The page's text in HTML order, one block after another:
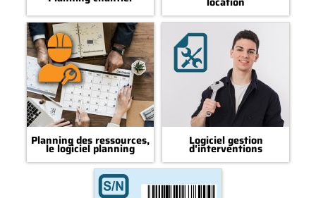
Planning des ressources,
le logiciel planning
Logiciel gestion
d'interventions